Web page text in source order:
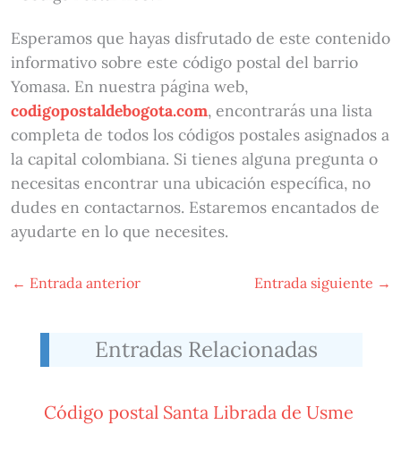
Esperamos que hayas disfrutado de este contenido
informativo sobre este código postal del barrio
Yomasa. En nuestra página web,
codigopostaldebogota.com, encontrarás una lista
completa de todos los códigos postales asignados a
la capital colombiana. Si tienes alguna pregunta o
necesitas encontrar una ubicación específica, no
dudes en contactarnos. Estaremos encantados de
ayudarte en lo que necesites.
← Entrada anterior Entrada siguiente →
Entradas Relacionadas
Código postal Santa Librada de Usme